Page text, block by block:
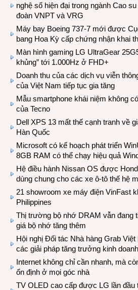
nghệ số hiện đại trong ngành Cao
đoàn VNPT và VRG
Máy bay Boeing 737-7 mới được
bang Hoa Kỳ cấp chứng nhận khai
Màn hình gaming LG UltraGear
khủng” tới 1.000Hz ở FHD+
Doanh thu của các dịch vụ viễn
của Việt Nam tiếp tục gia tăng
Mẫu smartphone khái niệm không
của Tecno
Dell XPS 13 mất thế cạnh tranh về
Hàn Quốc
Microsoft có kế hoạch phát triển
8GB RAM có thể chạy hiệu quả
Hệ điều hành Nissan OS được
dùng chung cho các xe ô-tô thế hệ
21 showroom xe máy điện VinFast
Philippines
Thị trường bộ nhớ DRAM vẫn đang
giá bộ nhớ tăng thêm
Hội nghị Đối tác Nhà hàng Grab
các giải pháp tăng trưởng kinh doanh
Internet không chỉ cần nhanh, mà
ổn định ở mọi góc nhà
TV OLED cao cấp được LG lần đầu